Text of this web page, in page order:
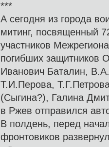
***
А сегодня из города
митинг, посвященный
участников
погибших защитников
Иванович Баталин,
Т.И.Перова,
(Сыгина?), Галина
в Ржев отправился
В полдень, перед
фронтовиков